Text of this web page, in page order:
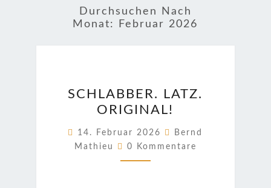
Durchsuchen Nach
Monat:
Februar 2026
LATZ.
ORIGINAL!
SCHLABBER. LATZ.
ORIGINAL!
14. Februar 2026
Bernd
Mathieu
Kommentare
0 Kommentare